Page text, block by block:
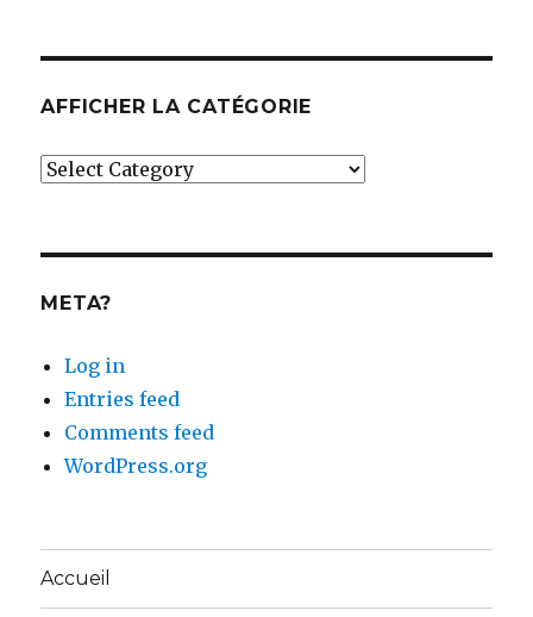
AFFICHER LA CATÉGORIE
Afficher
META?
Log in
Entries feed
Comments feed
WordPress.org
Accueil